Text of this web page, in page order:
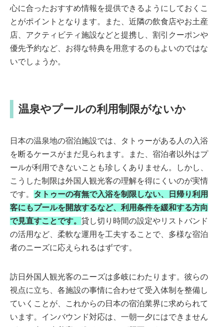
心に合ったおすすめ情報を提供できるようにしておくこ
とがポイントとなります。また、近隣の飲食店やお土産
店、アクティビティ施設などと提携し、割引クーポンや
優先予約など、お得な特典を用意するのもよいのではな
いでしょうか。
温泉やプールの利用制限がないか
日本の温泉地の宿泊施設では、タトゥーがある人の入浴
を断るケースがまだ見られます。また、宿泊者以外はプ
ールが利用できないことも珍しくありません。しかし、
こうした制限は外国人観光客の理解を得にくいのが実情
です。 タトゥーの有無で入浴を制限しない、日帰り利用
客にもプールを開放するなど、利用条件を緩和する方向
で見直すことです。 貸し切り時間の設定やリストバンド
の活用など、柔軟な運用を工夫することで、多様な宿泊
者のニーズに応えられるはずです。
訪日外国人観光客のニーズは多岐にわたります。彼らの
視点に立ち、各施設の事情に合わせて受入体制を整備し
ていくことが、これからの日本の宿泊業界に求められて
います。インバウンド対応は、一朝一夕にはできません